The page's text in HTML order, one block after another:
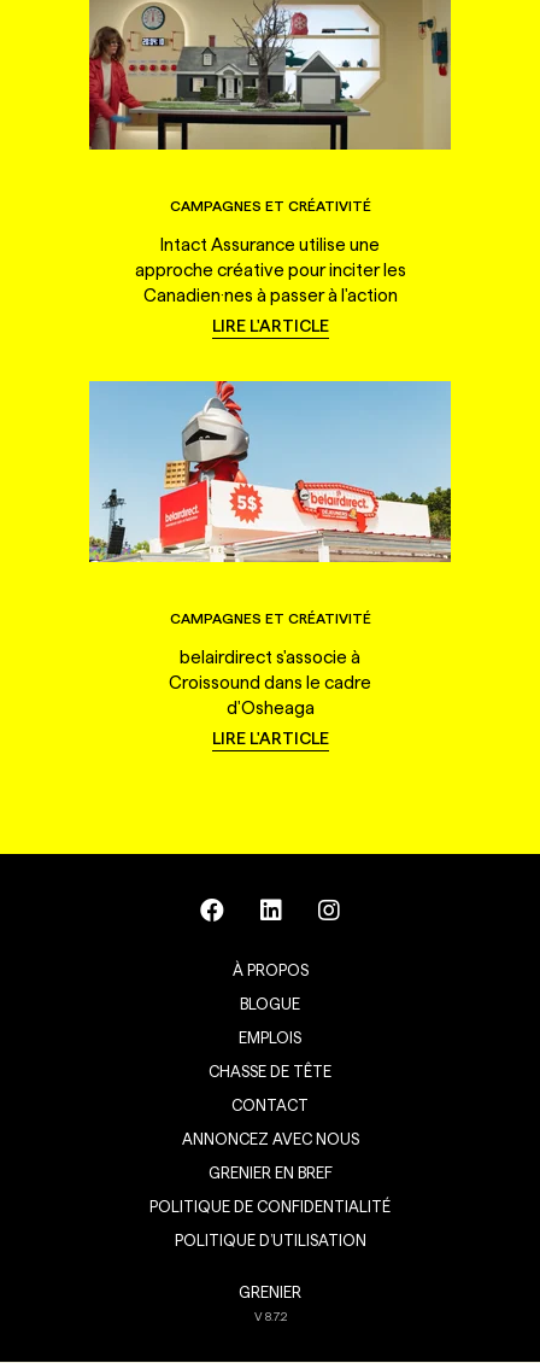
CAMPAGNES ET CRÉATIVITÉ
Intact Assurance utilise une
approche créative pour inciter les
Canadien·nes à passer à l'action
LIRE L'ARTICLE
CAMPAGNES ET CRÉATIVITÉ
belairdirect s'associe à
Croissound dans le cadre
d'Osheaga
LIRE L'ARTICLE
À PROPOS
BLOGUE
EMPLOIS
CHASSE DE TÊTE
CONTACT
ANNONCEZ AVEC NOUS
GRENIER EN BREF
POLITIQUE DE CONFIDENTIALITÉ
POLITIQUE D’UTILISATION
GRENIER
V8.7.2